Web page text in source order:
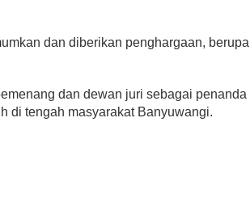
dan diberikan penghargaan, berupa
dan dewan juri sebagai penanda
di tengah masyarakat Banyuwangi.